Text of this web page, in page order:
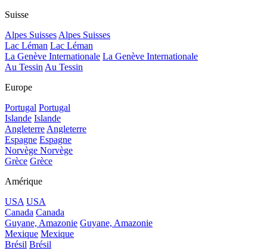
Suisse
Alpes Suisses Alpes Suisses
Lac Léman Lac Léman
La Genève Internationale La Genève Internationale
Au Tessin Au Tessin
Europe
Portugal Portugal
Islande Islande
Angleterre Angleterre
Espagne Espagne
Norvège Norvège
Grèce Grèce
Amérique
USA USA
Canada Canada
Guyane, Amazonie Guyane, Amazonie
Mexique Mexique
Brésil Brésil